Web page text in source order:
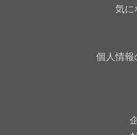
気に
個人情報